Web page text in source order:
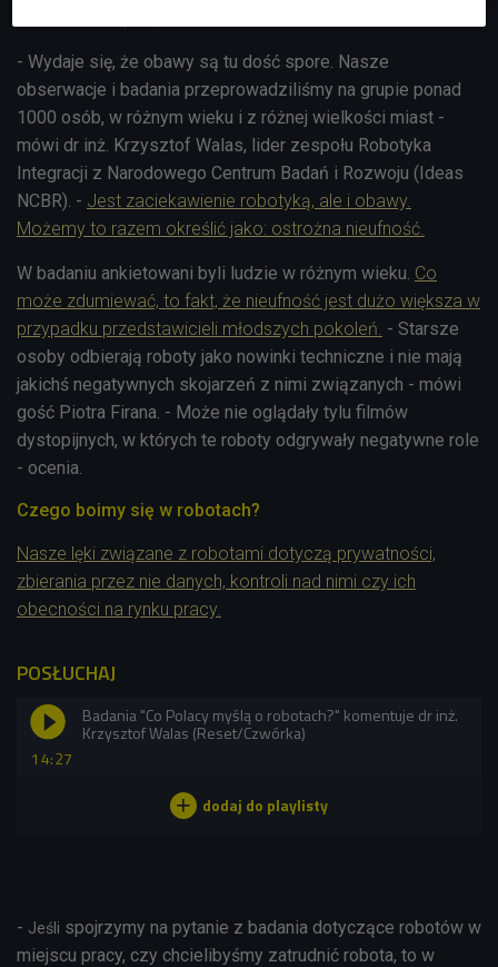
- Wydaje się, że obawy są tu dość spore. Nasze
obserwacje i badania przeprowadziliśmy na grupie ponad
1000 osób, w różnym wieku i z różnej wielkości miast -
mówi dr inż. Krzysztof Walas, lider zespołu Robotyka
Integracji z Narodowego Centrum Badań i Rozwoju (Ideas
NCBR). - Jest zaciekawienie robotyką, ale i obawy.
Możemy to razem określić jako: ostrożna nieufność.
W badaniu ankietowani byli ludzie w różnym wieku. Co
może zdumiewać, to fakt, że nieufność jest dużo większa w
przypadku przedstawicieli młodszych pokoleń. - Starsze
osoby odbierają roboty jako nowinki techniczne i nie mają
jakichś negatywnych skojarzeń z nimi związanych - mówi
gość Piotra Firana. - Może nie oglądały tylu filmów
dystopijnych, w których te roboty odgrywały negatywne role
- ocenia.
Czego boimy się w robotach?
Nasze lęki związane z robotami dotyczą prywatności,
zbierania przez nie danych, kontroli nad nimi czy ich
obecności na rynku pracy.
POSŁUCHAJ
14:27
Badania "Co Polacy myślą o robotach?" komentuje dr inż.
Krzysztof Walas (Reset/Czwórka)
- Jeśli spojrzymy na pytanie z badania dotyczące robotów w
miejscu pracy, czy chcielibyśmy zatrudnić robota, to w